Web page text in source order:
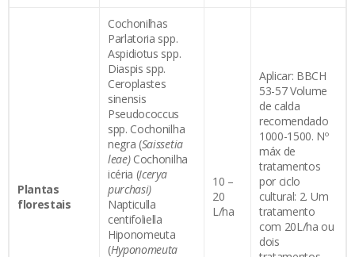
Plantas
florestais
Cochonilhas
Parlatoria spp.
Aspidiotus spp.
Diaspis spp.
Ceroplastes
sinensis
Pseudococcus
spp. Cochonilha
negra (Saissetia
leae)Cochonilha
icéria (Icerya
purchasi)
Napticulla
centifoliella
Hiponomeuta
(Hyponomeuta
10 –
20
L/ha
Aplicar: BBCH
53-57 Volume
de calda
recomendado
1000-1500. Nº
máx de
tratamentos
por ciclo
cultural: 2. Um
tratamento
com 20L/ha ou
dois